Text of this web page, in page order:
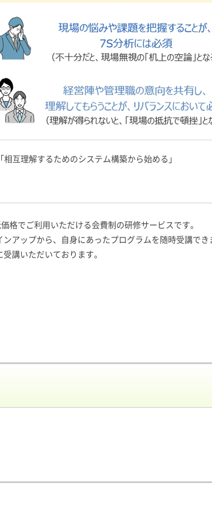
相互理解するためのシステム構築から始める」
格でご利用いただける会費制の研修サービスです。
アップから、自身にあったプログラムを随時受講で
講いただいております。